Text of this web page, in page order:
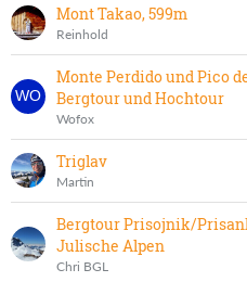
Mont Takao, 599m
Reinhold
Monte Perdido und Pico
Bergtour und Hochtour
Wofox
Triglav
Martin
Bergtour Prisojnik/
Julische Alpen
Chri BGL